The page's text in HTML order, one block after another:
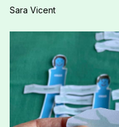
Sara Vicent